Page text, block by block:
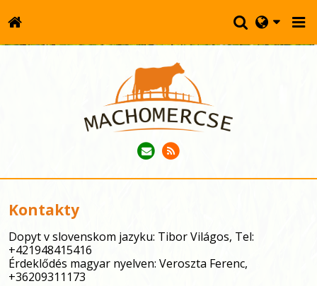
Kontakty
Dopyt v slovenskom jazyku: Tibor Világos, Tel:
+421948415416
Érdeklődés magyar nyelven: Veroszta Ferenc,
+36209311173